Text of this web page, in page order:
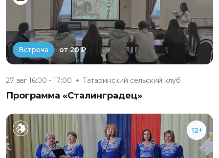
Встреча от 20 ₽
27 авг 16:00 - 17:00 Татаринский сельский клуб
Программа «Сталинградец»
12+